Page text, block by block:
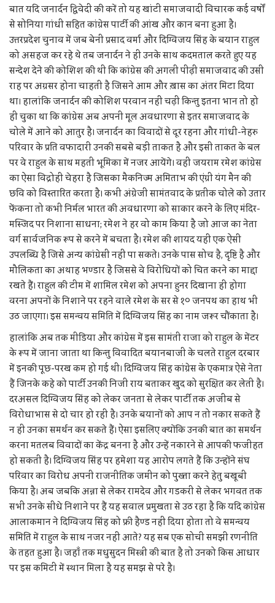
बात यदि जनार्दन द्विवेदी की करें तो यह खांटी समाजवादी विचारक कई वर्षों
से सोनिया गांधी सहित कांग्रेस पार्टी की आंख और कान बना हुआ है।
उत्तरप्रदेश चुनाव में जब बेनी प्रसाद वर्मा और दिग्विजय सिंह के बयान राहुल
को असहज कर रहे थे तब जनार्दन ने ही उनके साथ कदमताल करते हुए यह
सन्देश देने की कोशिश की थी कि कांग्रेस की अगली पीढ़ी समाजवाद की उसी
राह पर अग्रसर होना चाहती है जिसने आम और ख़ास का अंतर मिटा दिया
था। हालांकि जनार्दन की कोशिश परवान नहीं चढ़ी किन्तु इतना भान तो हो
ही चुका था कि कांग्रेस अब अपनी मूल अवधारणा से इतर समाजवाद के
चोले में आने को आतुर है। जनार्दन का विवादों से दूर रहना और गांधी-नेहरु
परिवार के प्रति वफादारी उनकी सबसे बड़ी ताकत है और इसी ताकत के बल
पर वे राहुल के साथ महती भूमिका में नजर आयेंगे। वहीं जयराम रमेश कांग्रेस
का ऐसा विद्रोही चेहरा है जिसका मैकनिज्म अमिताभ की एंग्री यंग मैन की
छवि को विस्तारित करता है। कभी अंग्रेजी सामंतवाद के प्रतीक चोले को उतार
फेंकना तो कभी निर्मल भारत की अवधारणा को साकार करने के लिए मंदिर-
मस्जिद पर निशाना साधना; रमेश ने हर वो काम किया है जो आज का नेता
वर्ग सार्वजनिक रूप से करने में बचता है। रमेश की शायद यही एक ऐसी
उपलब्धि है जिसे अन्य कांग्रेसी नहीं पा सकते। उनके पास सोच है, दृष्टि है और
मौलिकता का अथाह भण्डार है जिससे वे विरोधियों को चित करने का माद्दा
रखते हैं। राहुल की टीम में शामिल रमेश को अपना हुनर दिखाना ही होगा
वरना अपनों के निशाने पर रहने वाले रमेश के सर से १० जनपथ का हाथ भी
उठ जाएगा। इस समन्वय समिति में दिग्विजय सिंह का नाम जरूर चौंकाता है।
हालांकि अब तक मीडिया और कांग्रेस में इस सामंती राजा को राहुल के मेंटर
के रूप में जाना जाता था किन्तु विवादित बयानबाजी के चलते राहुल दरबार
में इनकी पूछ-परख कम हो गई थी। दिग्विजय सिंह कांग्रेस के एकमात्र ऐसे नेता
हैं जिनके कहे को पार्टी उनकी निजी राय बताकर खुद को सुरक्षित कर लेती है।
दरअसल दिग्विजय सिंह को लेकर जनता से लेकर पार्टी तक अजीब से
विरोधाभास से दो चार हो रही है। उनके बयानों को आप न तो नकार सकते हैं
न ही उनका समर्थन कर सकते हैं। ऐसा इसलिए क्योंकि उनकी बात का समर्थन
करना मतलब विवादों का केंद्र बनना है और उन्हें नकारने से आपकी फजीहत
हो सकती है। दिग्विजय सिंह पर हमेशा यह आरोप लगते हैं कि उन्होंने संघ
परिवार का विरोध अपनी राजनीतिक जमीन को पुख्ता करने हेतु बखूबी
किया है। अब जबकि अन्ना से लेकर रामदेव और गडकरी से लेकर भगवत तक
सभी उनके सीधे निशाने पर हैं यह सवाल प्रमुखता से उठ रहा है कि यदि कांग्रेस
आलाकमान ने दिग्विजय सिंह को फ्री हैण्ड नहीं दिया होता तो वे समन्वय
समिति में राहुल के साथ नजर नहीं आते? यह सब एक सोची समझी रणनीति
के तहत हुआ है। जहाँ तक मधुसुदन मिस्त्री की बात है तो उनको किस आधार
पर इस कमिटी में स्थान मिला है यह समझ से परे है।